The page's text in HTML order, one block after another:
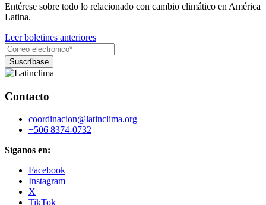
Entérese sobre todo lo relacionado con cambio climático en América
Latina.
Leer boletines anteriores
Contacto
coordinacion@latinclima.org
+506 8374-0732
Síganos en:
Facebook
Instagram
X
TikTok